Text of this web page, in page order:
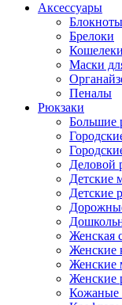
Аксессуары
Блокноты
Брелоки
Кошелеки
Маски
Пеналы
Рюкзаки
Большие
Деловой
Детские
Детские
Женская
Женские
Женские
Женские
Кожаные